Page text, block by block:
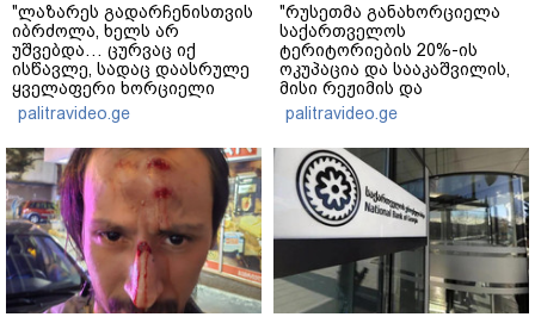
"ლაზარეს გადარჩენისთვის
იბრძოლა, ხელს არ
უშვებდა… ცურვაც იქ
ისწავლე, სადაც დაასრულე
ყველაფერი ხორციელი
ცხოვრებიდან" – რას წერს
ხობში დაღუპული დედა-
შვილის ახლობელი?
palitravideo.ge
"რუსეთმა განახორციელა
საქართველოს
ტერიტორიების 20%-ის
ოკუპაცია და სააკაშვილის,
მისი რეჟიმის და
"ნაცმოძრაობის" ღალატი
ვერანაირად ვერ
გადაფარავს ამ
დანაშაულს" - ირაკლი
კობახიძე
palitravideo.ge